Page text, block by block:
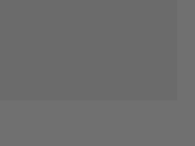
wo aus Bootsfahrten auf die